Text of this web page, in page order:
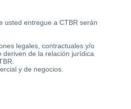
usted entregue a CTBR serán
legales, contractuales y/o
deriven de la relación jurídica
y de negocios.